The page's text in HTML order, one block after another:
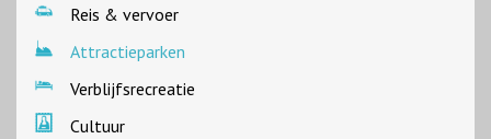
Reis & vervoer
Attractieparken
Verblijfsrecreatie
Cultuur